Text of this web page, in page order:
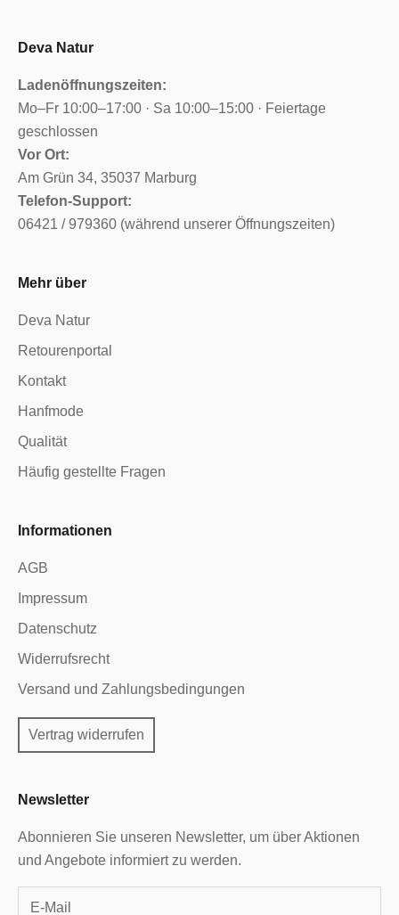
Deva Natur
Ladenöffnungszeiten:
Mo–Fr 10:00–17:00 · Sa 10:00–15:00 · Feiertage
geschlossen
Vor Ort:
Am Grün 34, 35037 Marburg
Telefon-Support:
06421 / 979360 (während unserer Öffnungszeiten)
Mehr über
Deva Natur
Retourenportal
Kontakt
Hanfmode
Qualität
Häufig gestellte Fragen
Informationen
AGB
Impressum
Datenschutz
Widerrufsrecht
Versand und Zahlungsbedingungen
Vertrag widerrufen
Newsletter
Abonnieren Sie unseren Newsletter, um über Aktionen
und Angebote informiert zu werden.